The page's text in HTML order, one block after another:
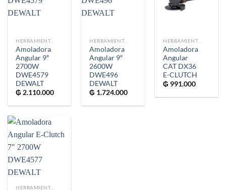
HERRAMIENTAS
Amoladora
Angular 9″
2700W
DWE4579
DEWALT
₲ 2.110.000
HERRAMIENTAS
Amoladora
Angular 9″
2600W
DWE496
DEWALT
₲ 1.724.000
HERRAMIENTAS
Amoladora
Angular
CAT DX36
E-CLUTCH
₲ 991.000
HERRAMIENTAS